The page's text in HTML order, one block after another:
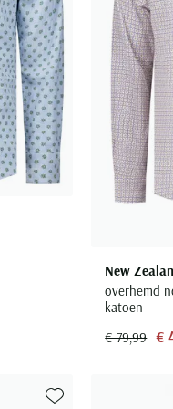
New
overhemd
katoen
€ 79,99 €